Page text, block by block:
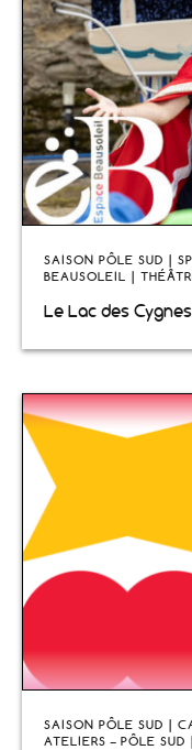
SAISON PÔLE SUD |
BEAUSOLEIL |
Le Lac des
SAISON PÔLE SUD |
ATELIERS – PÔLE SUD